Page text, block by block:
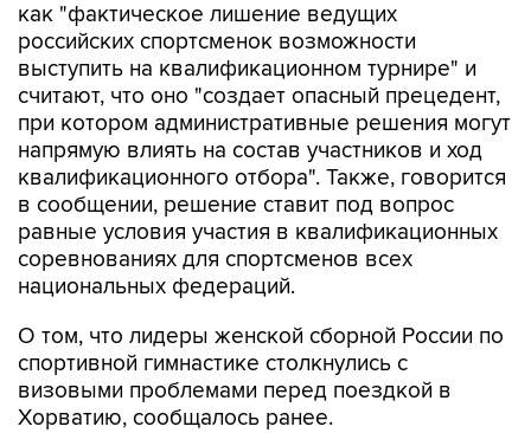
как "фактическое лишение ведущих
российских спортсменок возможности
выступить на квалификационном турнире" и
считают, что оно "создает опасный прецедент,
при котором административные решения могут
напрямую влиять на состав участников и ход
квалификационного отбора". Также, говорится
в сообщении, решение ставит под вопрос
равные условия участия в квалификационных
соревнованиях для спортсменов всех
национальных федераций.
О том, что лидеры женской сборной России по
спортивной гимнастике столкнулись с
визовыми проблемами перед поездкой в
Хорватию, сообщалось ранее.